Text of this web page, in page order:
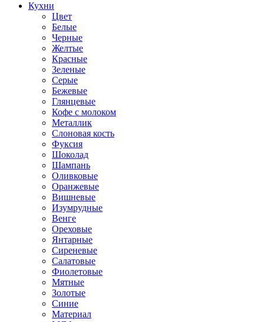
Кухни
Цвет
Белые
Черные
Желтые
Красные
Зеленые
Серые
Бежевые
Глянцевые
Кофе с молоком
Металлик
Слоновая кость
Фуксия
Шоколад
Шампань
Оливковые
Оранжевые
Вишневые
Изумрудные
Венге
Ореховые
Янтарные
Сиреневые
Салатовые
Фиолетовые
Мятные
Золотые
Синие
Материал